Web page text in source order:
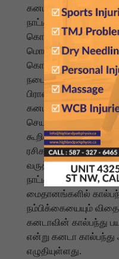
கனடாவில் அதிக
நாட்டினர் வசிக்கும்
கொண்டாட்டங்கள்
மொராக்கோ
கொண்டாட அங்கு
நடைபெறும்
பிரான்ஸ் அல்லது
கனடியப் பிரதமர்
செயல்திறன் குறித்து
கூறினார். அவர் கனடிய
ரசிகர்களுக்கும் நன்றி
வருத்தமளித்தாலும்,
நாட்டின் வீடுகள்,
மைதானங்களில்
நம்பிக்கையையும்
கனடாவின் கால்பந்து
என்று கனடா கால்பந்து
எழுதியுள்ளது.